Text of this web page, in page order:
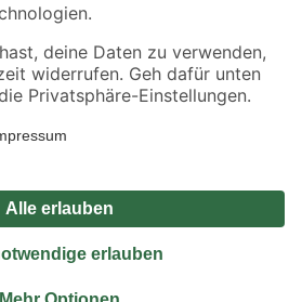
MwSt.. Die dargestellten Angebote sind unter
Die angegebenen Verfügbarkeiten beziehen
gilt nicht für Artikel mit Speditionsversand, hier
Impressum
Vertrag widerrufen